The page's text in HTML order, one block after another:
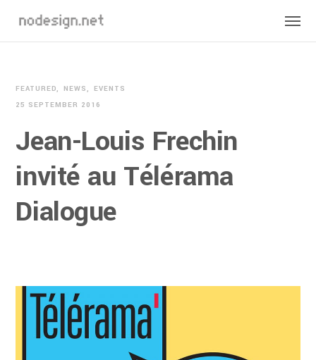
FEATURED NEWS
EVENTS
25 SEPTEMBER 2016
Jean-Louis Frechin
invité au Télérama
Dialogue